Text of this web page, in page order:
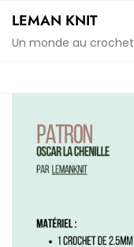
content
LEMAN KNIT
Un monde au crochet